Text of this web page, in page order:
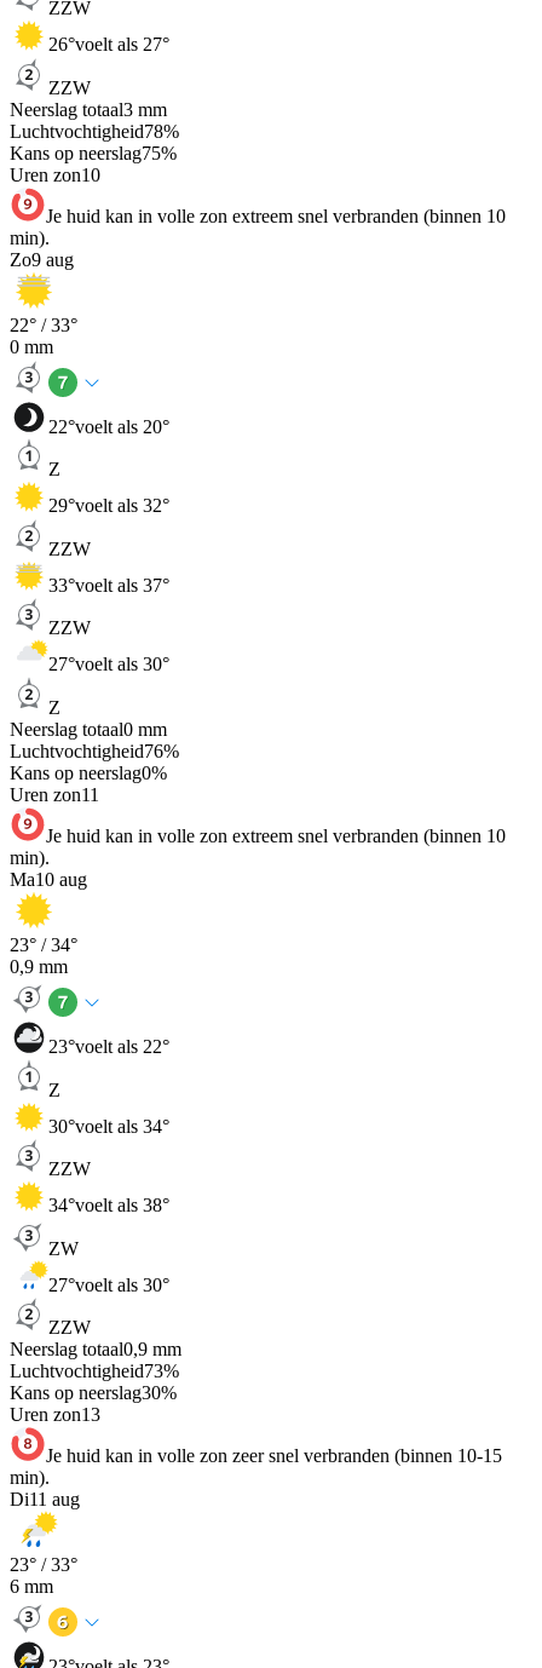
ZZW
26°voelt als 27°
ZZW
Neerslag totaal3 mm
Luchtvochtigheid78%
Kans op neerslag75%
Uren zon10
Je huid kan in volle zon extreem snel verbranden (binnen 10
min).
Zo9 aug
22° /33°
0 mm
22°voelt als 20°
Z
29°voelt als 32°
ZZW
33°voelt als 37°
ZZW
27°voelt als 30°
Z
Neerslag totaal0 mm
Luchtvochtigheid76%
Kans op neerslag0%
Uren zon11
Je huid kan in volle zon extreem snel verbranden (binnen 10
min).
Ma10 aug
23° /34°
0,9 mm
23°voelt als 22°
Z
30°voelt als 34°
ZZW
34°voelt als 38°
ZW
27°voelt als 30°
ZZW
Neerslag totaal0,9 mm
Luchtvochtigheid73%
Kans op neerslag30%
Uren zon13
Je huid kan in volle zon zeer snel verbranden (binnen 10-15
min).
Di11 aug
23° /33°
6 mm